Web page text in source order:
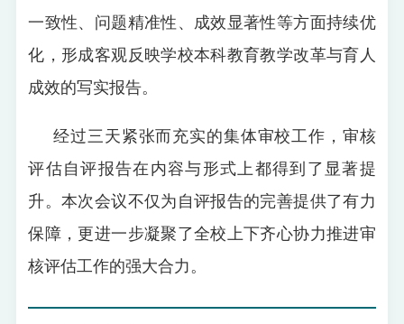
一致性、问题精准性、成效显著性等方面持续优
化，形成客观反映学校本科教育教学改革与育人
成效的写实报告。
经过三天紧张而充实的集体审校工作，审核
评估自评报告在内容与形式上都得到了显著提
升。本次会议不仅为自评报告的完善提供了有力
保障，更进一步凝聚了全校上下齐心协力推进审
核评估工作的强大合力。